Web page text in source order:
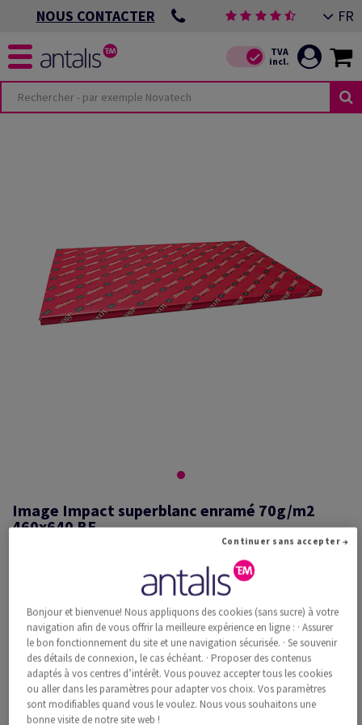
NOUS CONTACTER FR
Image Impact superblanc enramé 70g/m2
460x640 BE
Image, Impact, superblanc, sans bois ECF, 70g/m2, 460mm x 640mm,
BE, Paquet de 500 feuilles, FSC Mix Credit
Information additionnelle
Recommander ce produit
Prix catalogue TVA incl.
CHF 278.36 33.94% Rabais
Bonjour et bienvenue! Nous appliquons des cookies (sans sucre) à votre
navigation afin de vous offrir la meilleure expérience en ligne : · Assurer
le bon fonctionnement du site et une navigation sécurisée. · Se souvenir
des détails de connexion, le cas échéant. · Proposer des contenus
adaptés à vos centres d’intérêt. Vous pouvez accepter tous les cookies
ou aller dans les paramètres pour adapter vos choix. Vos paramètres
sont modifiables quand vous le voulez. Nous vous souhaitons une
bonne visite de notre site web !
Continuer sans accepter →